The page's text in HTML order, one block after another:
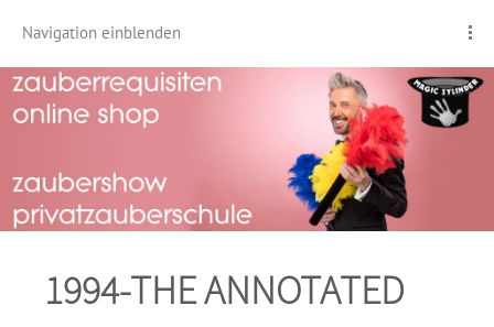
Navigation einblenden
1994-THE ANNOTATED